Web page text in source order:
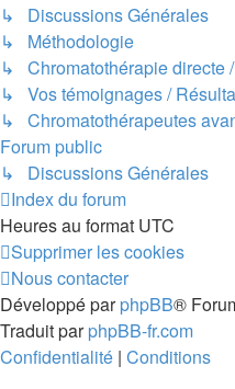
↳ Discussions Générales
↳ Méthodologie
↳ Chromatothérapie directe
↳ Vos témoignages /
↳ Chromatothérapeutes
Forum public
↳ Discussions Générales
Index du forum
Heures au format UTC
Supprimer les cookies
Nous contacter
Développé parphpBB®
Traduit parphpBB-fr.com
Confidentialité | Conditions